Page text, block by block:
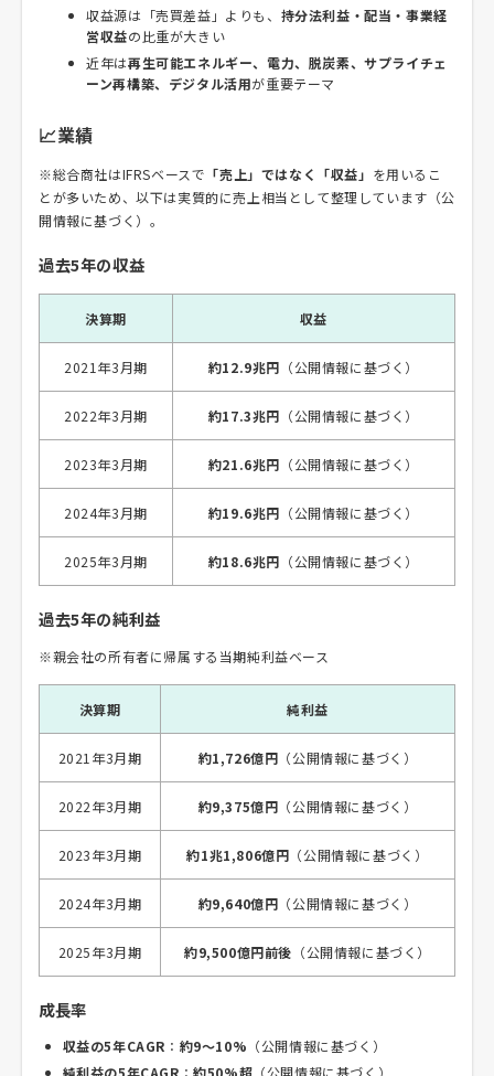
収益源は「売買差益」よりも、 持分法利益・配当・事業経
営収益の比重が大きい
近年は再生可能エネルギー、電力、脱炭素、サプライチェ
ーン再構築、デジタル活用が重要テーマ
📈業績
※総合商社はIFRSベースで 「売上」ではなく「収益」 を用いるこ
とが多いため、以下は実質的に売上相当として整理しています（公
開情報に基づく）。
過去5年の収益
決算期 収益
2021年3月期 約12.9兆円 （公開情報に基づく）
2022年3月期 約17.3兆円 （公開情報に基づく）
2023年3月期 約21.6兆円 （公開情報に基づく）
2024年3月期 約19.6兆円 （公開情報に基づく）
2025年3月期 約18.6兆円 （公開情報に基づく）
過去5年の純利益
※親会社の所有者に帰属する当期純利益ベース
決算期 純利益
2021年3月期 約1,726億円 （公開情報に基づく）
2022年3月期 約9,375億円 （公開情報に基づく）
2023年3月期 約1兆1,806億円 （公開情報に基づく）
2024年3月期 約9,640億円 （公開情報に基づく）
2025年3月期 約9,500億円前後 （公開情報に基づく）
成長率
収益の5年CAGR ： 約9〜10% （公開情報に基づく）
純利益の5年CAGR ：約50%超 （公開情報に基づく）